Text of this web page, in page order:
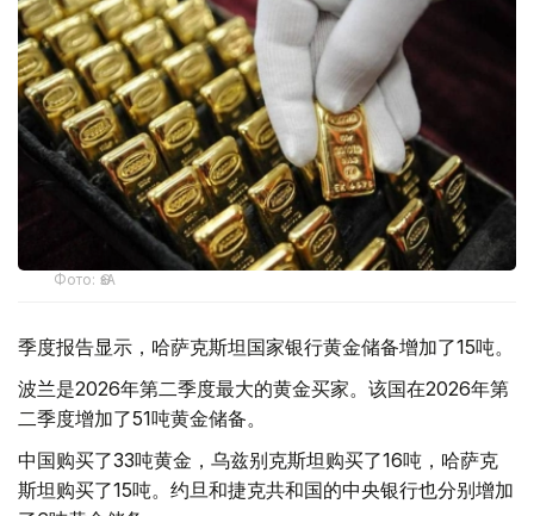
Фото: ӨзА
季度报告显示，哈萨克斯坦国家银行黄金储备增加了15吨。
波兰是2026年第二季度最大的黄金买家。该国在2026年第
二季度增加了51吨黄金储备。
中国购买了33吨黄金，乌兹别克斯坦购买了16吨，哈萨克
斯坦购买了15吨。约旦和捷克共和国的中央银行也分别增加